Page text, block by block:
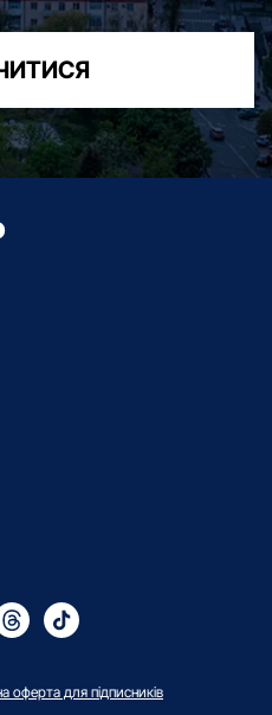
оферта для підписників